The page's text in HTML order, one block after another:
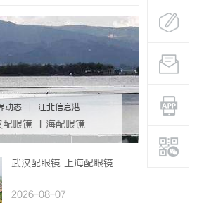
动态 江北信息港
配眼镜 上海配眼镜
武汉配眼镜 上海配眼镜
2026-08-07